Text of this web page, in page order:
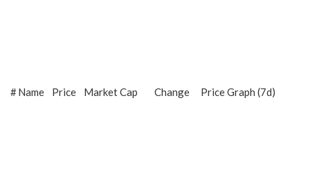
#Name Price Market Cap Change Price Graph (7d)